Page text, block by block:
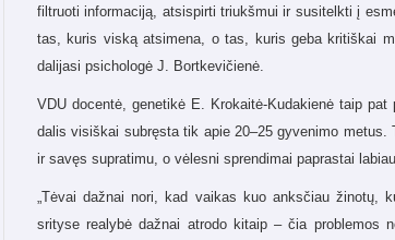
filtruoti informaciją, atsispirti triukšmui ir susitelkti į
tas, kuris viską atsimena, o tas, kuris geba kritiškai
dalijasi psichologė J. Bortkevičienė.
VDU docentė, genetikė E. Krokaitė-Kudakienė taip
dalis visiškai subręsta tik apie 20–25 gyvenimo
ir savęs supratimu, o vėlesni sprendimai paprastai
„Tėvai dažnai nori, kad vaikas kuo anksčiau žinotų,
srityse realybė dažnai atrodo kitaip – čia problemos